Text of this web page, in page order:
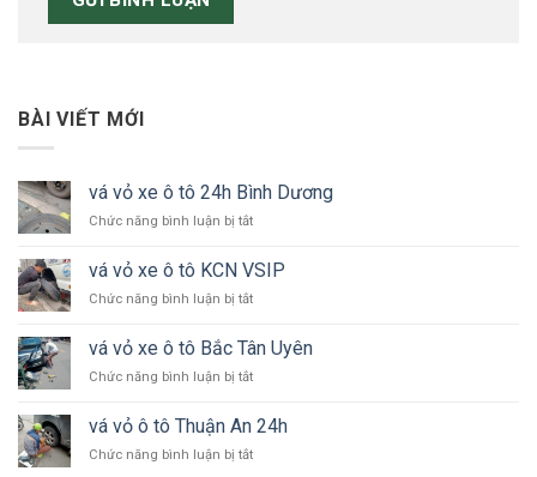
BÀI VIẾT MỚI
vá vỏ xe ô tô 24h Bình Dương
Chức năng bình luận bị tắtở
vỏ
xe
ô
24h
Dương
vá vỏ xe ô tô KCN VSIP
Chức năng bình luận bị tắtở
vỏ
xe
ô
KCN
vá vỏ xe ô tô Bắc Tân Uyên
Chức năng bình luận bị tắtở
vỏ
xe
ô
vá vỏ ô tô Thuận An 24h
Chức năng bình luận bị tắtở